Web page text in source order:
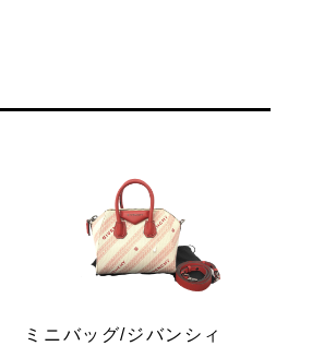
ミニバッグ/ジバンシィ